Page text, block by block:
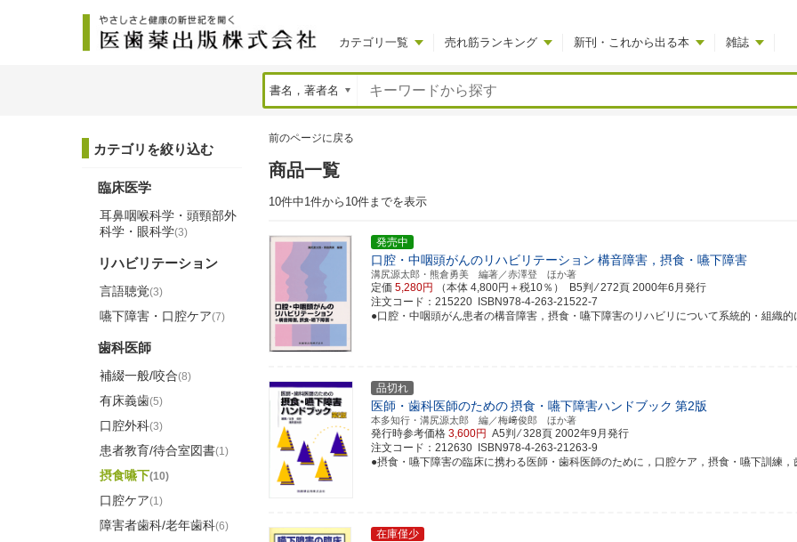
カテゴリ一覧 売れ筋ランキング 新刊・これから出る本 雑誌
前のページに戻る
商品一覧
10件中1件から10件までを表示
発売中
口腔・中咽頭がんのリハビリテーション 構音障害，摂食・嚥下障害
溝尻源太郎・熊倉勇美 編著／赤澤登 ほか著
定価 5,280円 （本体 4,800円＋税10％） B5判 ⁄ 272頁 2000年6月発行
注文コード：215220 ISBN978-4-263-21522-7
●口腔・中咽頭がん患者の構音障害，摂食・嚥下障害のリハビリについて系統的・組織
品切れ
医師・歯科医師のための摂食・嚥下障害ハンドブック 第2版
本多知行・溝尻源太郎 編／梅﨑俊郎 ほか著
発行時参考価格 3,600円 A5判 ⁄ 328頁 2002年9月発行
注文コード：212630 ISBN978-4-263-21263-9
●摂食・嚥下障害の臨床に携わる医師・歯科医師のために，口腔ケア，摂食・嚥下訓練
在庫僅少
カテゴリを絞り込む
臨床医学
耳鼻咽喉科学・頭頸部外
科学・眼科学(3)
リハビリテーション
言語聴覚(3)
嚥下障害・口腔ケア(7)
歯科医師
補綴一般/咬合(8)
有床義歯(5)
口腔外科(3)
患者教育/待合室図書(1)
摂食嚥下(10)
口腔ケア(1)
障害者歯科/老年歯科(6)